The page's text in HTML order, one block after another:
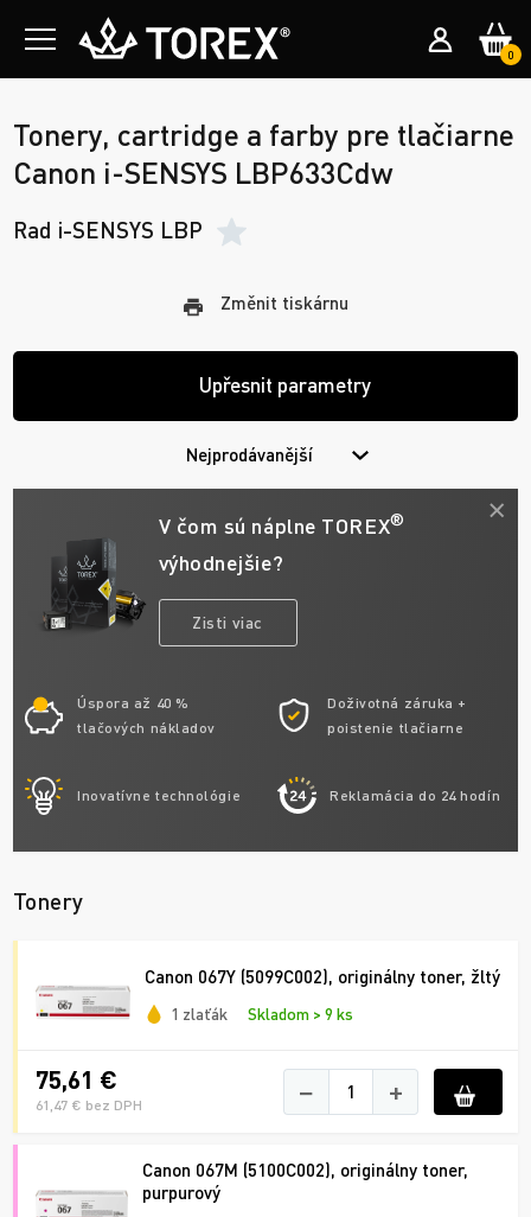
0
Tonery, cartridge a farby pre tlačiarne
Canon i-SENSYS LBP633Cdw
Rad i-SENSYS LBP
Změnit tiskárnu
Upřesnit parametry
Nejprodávanější
V čom sú náplne TOREX®
výhodnejšie?
Zisti viac
Úspora až 40 %
tlačových nákladov
Doživotná záruka +
poistenie tlačiarne
Inovatívne technológie Reklamácia do 24 hodín
Tonery
Canon 067Y (5099C002), originálny toner, žltý
1 zlaťák Skladom > 9 ks
75,61 €
61,47 € bez DPH − +
Canon 067M (5100C002), originálny toner,
purpurový